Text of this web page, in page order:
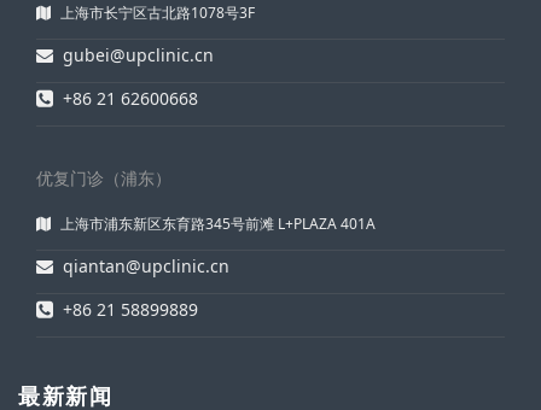
上海市长宁区古北路1078号3F
gubei@upclinic.cn
+86 21 62600668
优复门诊（浦东）
上海市浦东新区东育路345号前滩 L+PLAZA 401A
qiantan@upclinic.cn
+86 21 58899889
最新新闻